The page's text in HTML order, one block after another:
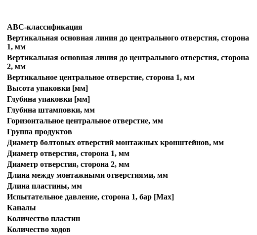
ABC-классификация
Вертикальная основная линия до центрального отверстия, сторона
1, мм
Вертикальная основная линия до центрального отверстия, сторона
2, мм
Вертикальное центральное отверстие, сторона 1, мм
Высота упаковки [мм]
Глубина упаковки [мм]
Глубина штамповки, мм
Горизонтальное центральное отверстие, мм
Группа продуктов
Диаметр болтовых отверстий монтажных кронштейнов, мм
Диаметр отверстия, сторона 1, мм
Диаметр отверстия, сторона 2, мм
Длина между монтажными отверстиями, мм
Длина пластины, мм
Испытательное давление, сторона 1, бар [Max]
Каналы
Количество пластин
Количество ходов